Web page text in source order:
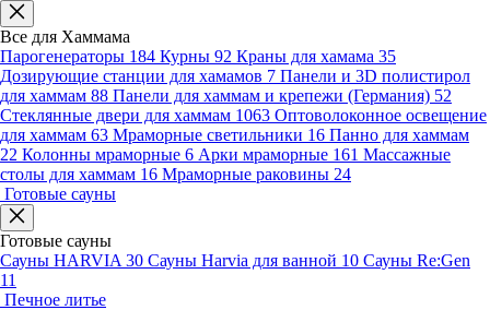
Все для Хаммама
Парогенераторы 184 Курны 92 Краны для хамама 35
Дозирующие станции для хамамов 7 Панели и 3D полистирол
для хаммам 88 Панели для хаммам и крепежи (Германия) 52
Стеклянные двери для хаммам 1063 Оптоволоконное освещение
для хаммам 63 Мраморные светильники 16 Панно для хаммам
22 Колонны мраморные 6 Арки мраморные 161 Массажные
столы для хаммам 16 Мраморные раковины 24
Готовые сауны
Готовые сауны
Сауны HARVIA 30 Сауны Harvia для ванной 10 Сауны Re:Gen
11
Печное литье